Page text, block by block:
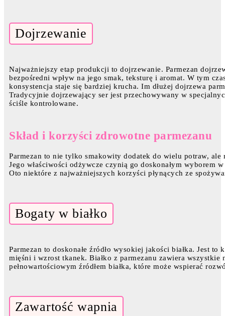
Dojrzewanie
Najważniejszy etap produkcji to dojrzewanie. Parmezan
bezpośredni wpływ na jego smak, teksturę i aromat. W tym
konsystencja staje się bardziej krucha. Im dłużej dojrzewa
Tradycyjnie dojrzewający ser jest przechowywany w
ściśle kontrolowane.
Skład i korzyści zdrowotne parmezanu
Parmezan to nie tylko smakowity dodatek do wielu potraw,
Jego właściwości odżywcze czynią go doskonałym wyborem
Oto niektóre z najważniejszych korzyści płynących ze
Bogaty w białko
Parmezan to doskonałe źródło wysokiej jakości białka. Jest
mięśni i wzrost tkanek. Białko z parmezanu zawiera wszystkie
pełnowartościowym źródłem białka, które może wspierać
Zawartość wapnia